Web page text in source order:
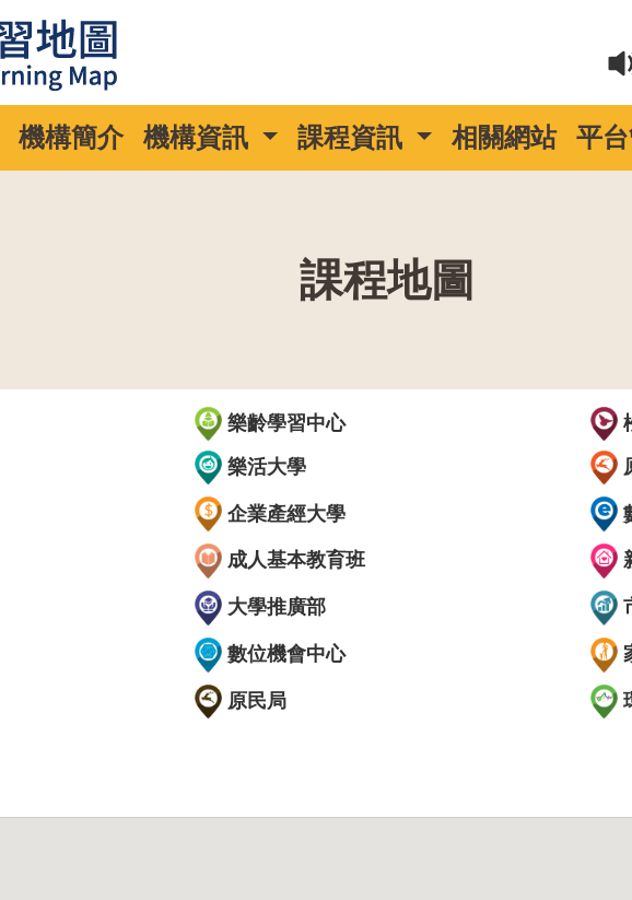
機構簡介 機構資訊 課程資訊 相關網站 平
課程地圖
樂齡學習中心
樂活大學
企業產經大學
成人基本教育班
大學推廣部
數位機會中心
原民局